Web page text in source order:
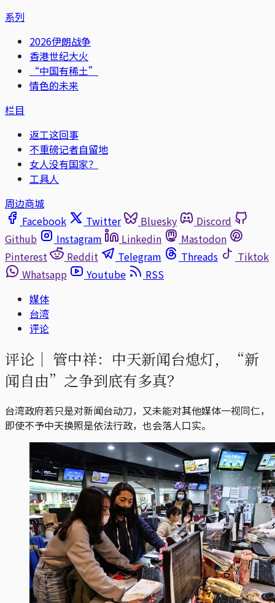
系列
2026伊朗战争
香港世纪大火
“中国有稀土”
情色的未来
栏目
返工这回事
不重磅记者自留地
女人没有国家？
工具人
周边商城
Facebook
Twitter Bluesky
Discord
Github
Instagram Linkedin
Mastodon
Pinterest
Reddit Telegram Threads
Tiktok
Whatsapp
Youtube
RSS
媒体
台湾
评论
评论｜ 管中祥：中天新闻台熄灯，“新
闻自由”之争到底有多真？
台湾政府若只是对新闻台动刀，又未能对其他媒体一视同仁，
即使不予中天换照是依法行政，也会落人口实。